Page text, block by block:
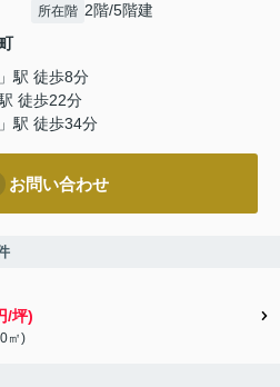
所在階 2階/5階建
」駅 徒歩8分
徒歩22分
」駅 徒歩34分
お問い合わせ
/坪)
㎡)